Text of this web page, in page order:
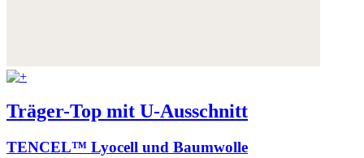
Träger-Top mit U-Ausschnitt
TENCEL™ Lyocell und Baumwolle